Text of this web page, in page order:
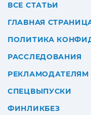
ВСЕ СТАТЬИ
ГЛАВНАЯ
ПОЛИТИКА
РАССЛЕДОВАНИЯ
РЕКЛАМОДАТЕЛЯМ
СПЕЦВЫПУСКИ
ФИНЛИКБЕЗ